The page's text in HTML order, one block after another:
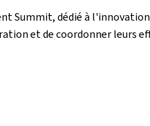
Summit, dédié à
et de coordonner